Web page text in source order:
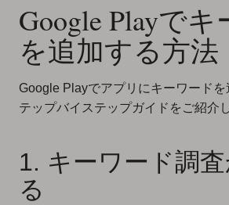
Google Playで
を追加する方法
Google Playでアプリにキーワードを
テップバイステップガイドをご紹介
1. キーワード調
る